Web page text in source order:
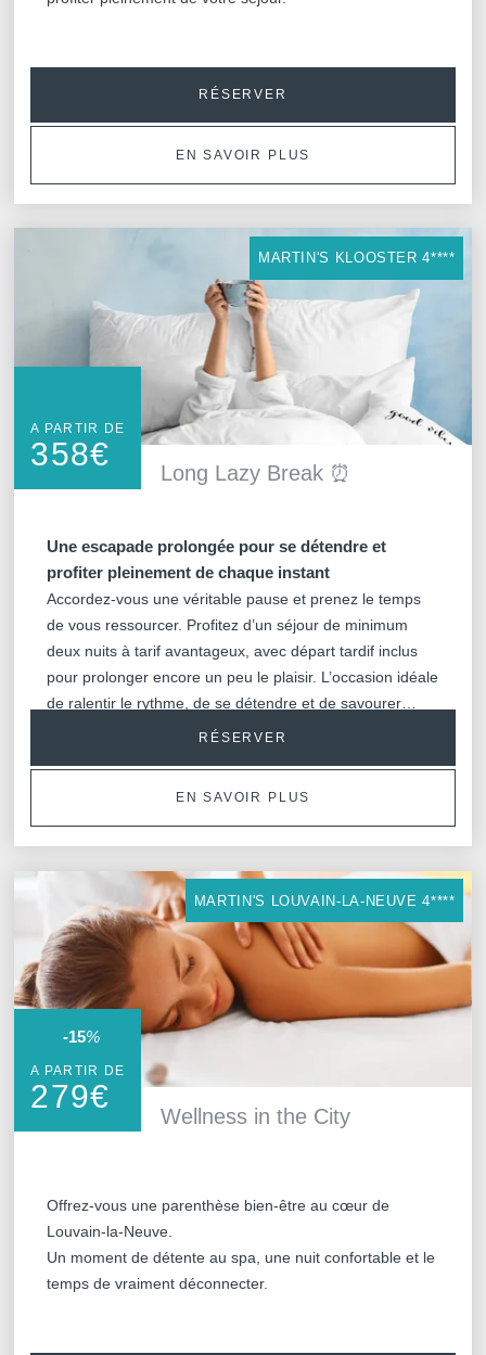
RÉSERVER
EN SAVOIR PLUS
Long Lazy Break ⏰
A PARTIR DE
358€
MARTIN'S KLOOSTER 4****
Une escapade prolongée pour se détendre et
profiter pleinement de chaque instant
Accordez-vous une véritable pause et prenez le temps
de vous ressourcer. Profitez d’un séjour de minimum
deux nuits à tarif avantageux, avec départ tardif inclus
pour prolonger encore un peu le plaisir. L’occasion idéale
de ralentir le rythme, de se détendre et de savourer
pleinement votre escapade, sans se presser.
RÉSERVER
EN SAVOIR PLUS
Wellness in the City
A PARTIR DE
279€
-15%
MARTIN'S LOUVAIN-LA-NEUVE 4****
Offrez-vous une parenthèse bien-être au cœur de
Louvain-la-Neuve.
Un moment de détente au spa, une nuit confortable et le
temps de vraiment déconnecter.